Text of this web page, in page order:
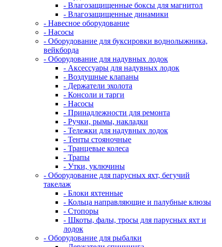
- Влагозащищенные боксы для магнитол
- Влагозащищенные динамики
- Навесное оборудование
- Насосы
- Оборудование для буксировки воднолыжника,
вейкборда
- Оборудование для надувных лодок
- Аксессуары для надувных лодок
- Воздушные клапаны
- Держатели эхолота
- Консоли и тарги
- Насосы
- Принадлежности для ремонта
- Ручки, рымы, накладки
- Тележки для надувных лодок
- Тенты стояночные
- Транцевые колеса
- Трапы
- Утки, уключины
- Оборудование для парусных яхт, бегучий
такелаж
- Блоки яхтенные
- Кольца направляющие и палубные клюзы
- Стопоры
- Шкоты, фалы, тросы для парусных яхт и
лодок
- Оборудование для рыбалки